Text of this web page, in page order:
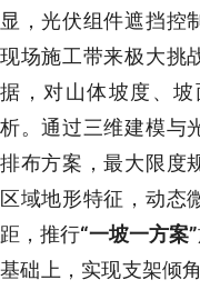
显，光伏组件遮挡控
现场施工带来极大挑
据，对山体坡度、
析。通过三维建模与
排布方案，最大限度
区域地形特征，动态
距，推行“一坡一方案”
基础上，实现支架倾